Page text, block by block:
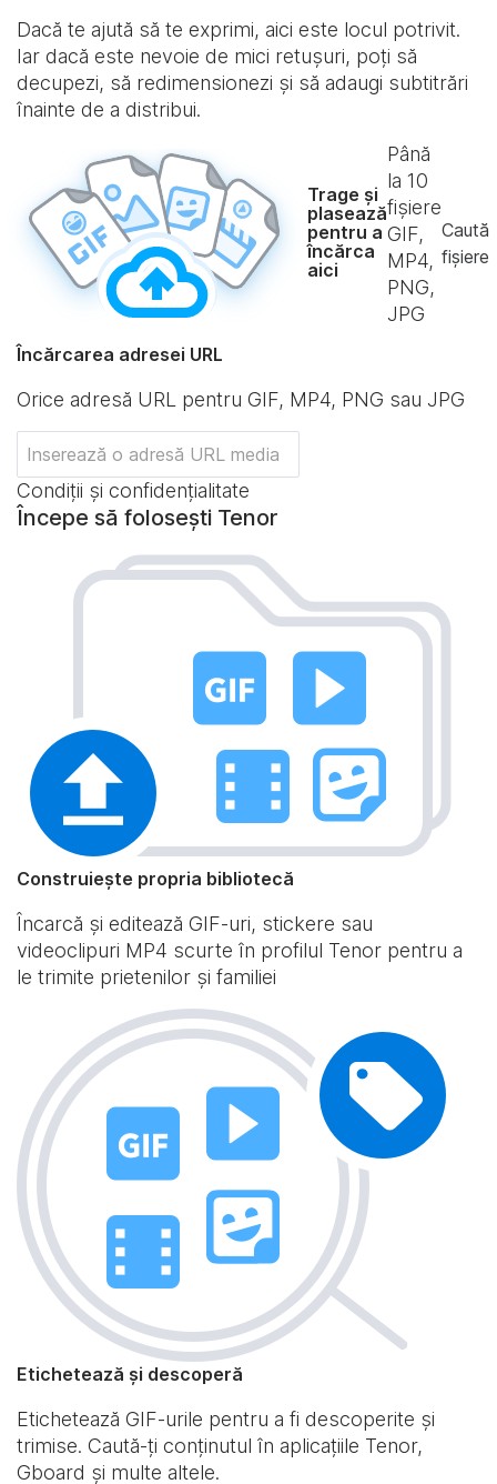
Dacă te ajută să te exprimi, aici este locul potrivit.
Iar dacă este nevoie de mici retușuri, poți să
decupezi, să redimensionezi și să adaugi subtitrări
înainte de a distribui.
Trage și
plasează
pentru a
încărca
aici
Până
la 10
fișiere
GIF,
MP4,
PNG,
JPG
Caută
fișiere
Încărcarea adresei URL
Orice adresă URL pentru GIF, MP4, PNG sau JPG
Condiții și confidențialitate
Începe să folosești Tenor
Construiește propria bibliotecă
Încarcă și editează GIF-uri, stickere sau
videoclipuri MP4 scurte în profilul Tenor pentru a
le trimite prietenilor și familiei
Etichetează și descoperă
Etichetează GIF-urile pentru a fi descoperite și
trimise. Caută-ți conținutul în aplicațiile Tenor,
Gboard și multe altele.